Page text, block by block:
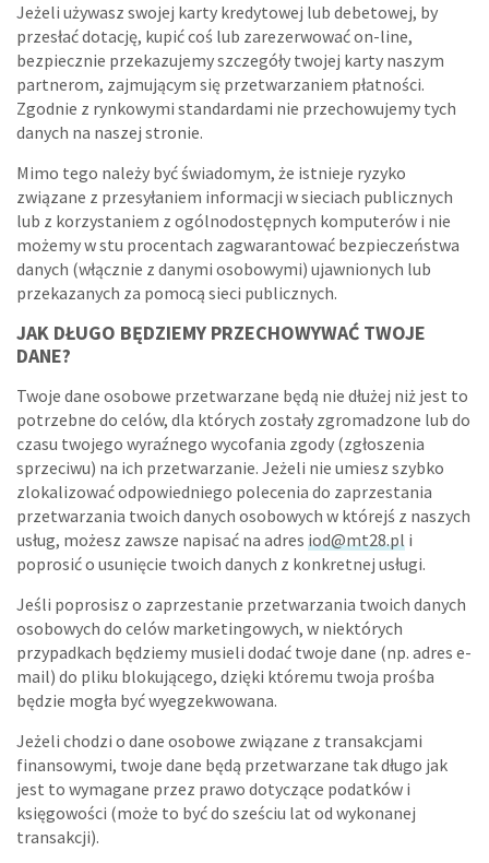
Jeżeli używasz swojej karty kredytowej lub debetowej, by
przesłać dotację, kupić coś lub zarezerwować on-line,
bezpiecznie przekazujemy szczegóły twojej karty naszym
partnerom, zajmującym się przetwarzaniem płatności.
Zgodnie z rynkowymi standardami nie przechowujemy tych
danych na naszej stronie.
Mimo tego należy być świadomym, że istnieje ryzyko
związane z przesyłaniem informacji w sieciach publicznych
lub z korzystaniem z ogólnodostępnych komputerów i nie
możemy w stu procentach zagwarantować bezpieczeństwa
danych (włącznie z danymi osobowymi) ujawnionych lub
przekazanych za pomocą sieci publicznych.
JAK DŁUGO BĘDZIEMY PRZECHOWYWAĆ TWOJE
DANE?
Twoje dane osobowe przetwarzane będą nie dłużej niż jest to
potrzebne do celów, dla których zostały zgromadzone lub do
czasu twojego wyraźnego wycofania zgody (zgłoszenia
sprzeciwu) na ich przetwarzanie. Jeżeli nie umiesz szybko
zlokalizować odpowiedniego polecenia do zaprzestania
przetwarzania twoich danych osobowych w którejś z naszych
usług, możesz zawsze napisać na adres iod@mt28.pl i
poprosić o usunięcie twoich danych z konkretnej usługi.
Jeśli poprosisz o zaprzestanie przetwarzania twoich danych
osobowych do celów marketingowych, w niektórych
przypadkach będziemy musieli dodać twoje dane (np. adres e-
mail) do pliku blokującego, dzięki któremu twoja prośba
będzie mogła być wyegzekwowana.
Jeżeli chodzi o dane osobowe związane z transakcjami
finansowymi, twoje dane będą przetwarzane tak długo jak
jest to wymagane przez prawo dotyczące podatków i
księgowości (może to być do sześciu lat od wykonanej
transakcji).